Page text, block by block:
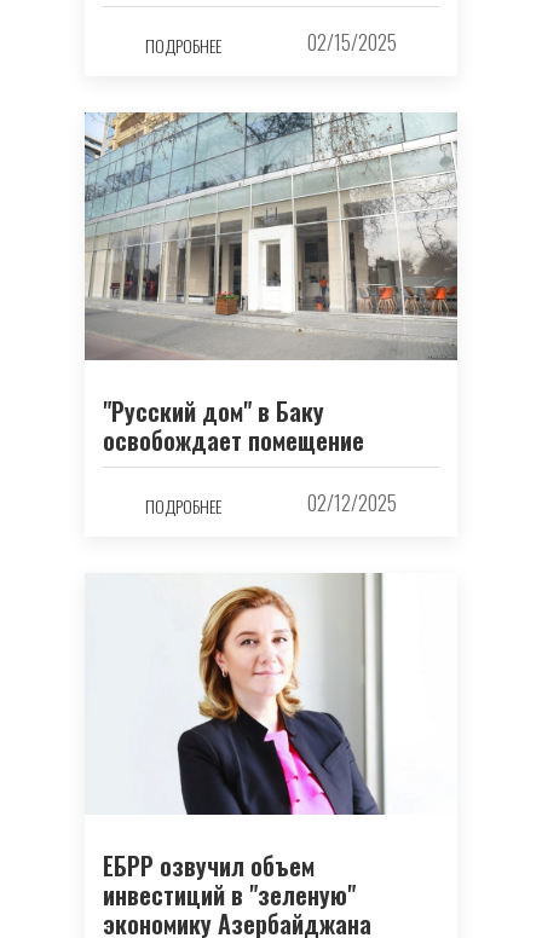
ПОДРОБНЕЕ 02/15/2025
"Русский дом" в Баку
освобождает помещение
ПОДРОБНЕЕ 02/12/2025
ЕБРР озвучил объем
инвестиций в "зеленую"
экономику Азербайджана